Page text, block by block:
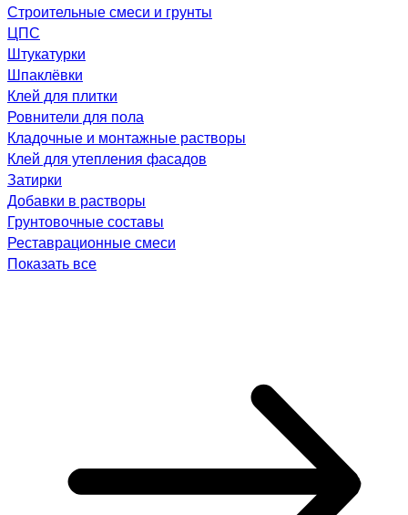
Строительные смеси и грунты
ЦПС
Штукатурки
Шпаклёвки
Клей для плитки
Ровнители для пола
Кладочные и монтажные растворы
Клей для утепления фасадов
Затирки
Добавки в растворы
Грунтовочные составы
Реставрационные смеси
Показать все